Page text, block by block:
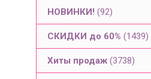
НОВИНКИ! (92)
СКИДКИ до 60% (1439)
Хиты продаж (3738)